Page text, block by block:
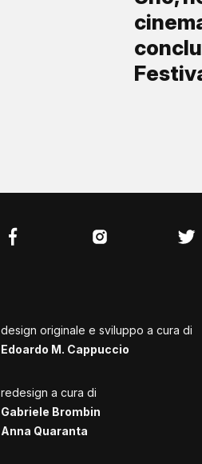
design originale e sviluppo a cura di
Edoardo M. Cappuccio
redesign a cura di
Gabriele Brombin
Anna Quaranta